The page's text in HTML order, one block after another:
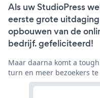
Als uw StudioPress
eerste grote
opbouwen van de
bedrijf. gefeliciteerd!
Maar daarna komt a
turn en meer bezoekers